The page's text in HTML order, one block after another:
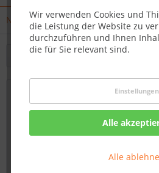
Wir verwenden Cookies und
die Leistung der Website zu
durchzuführen und Ihnen
die für Sie relevant sind.
Einstellungen
Alle
Alle
News
Filtern
Grillseminare 2017 -